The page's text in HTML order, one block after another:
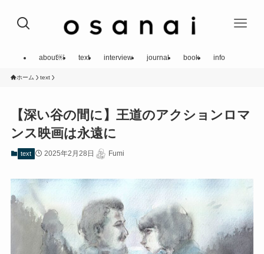
about￼ text interview journal book info
ホーム text
【深い谷の間に】王道のアクションロマ
ンス映画は永遠に
text 2025年2月28日 Fumi